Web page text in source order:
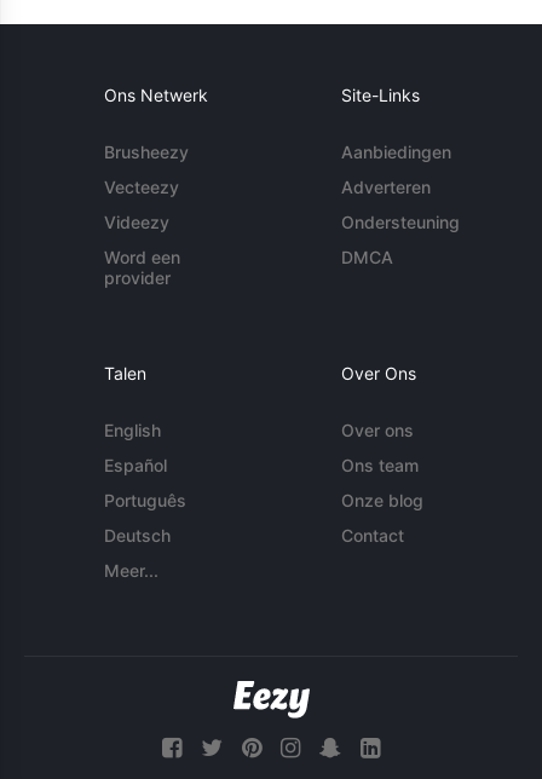
Ons Netwerk
Brusheezy
Vecteezy
Videezy
Word een
provider
Site-Links
Aanbiedingen
Adverteren
Ondersteuning
DMCA
Talen
English
Español
Português
Deutsch
Meer...
Over Ons
Over ons
Ons team
Onze blog
Contact